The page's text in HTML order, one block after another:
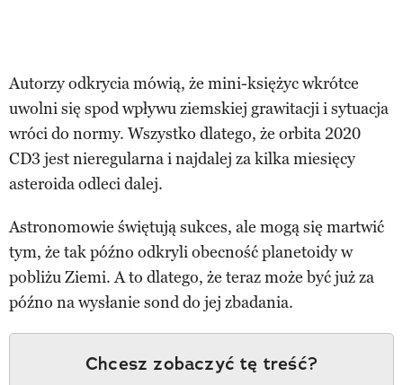
Autorzy odkrycia mówią, że mini-księżyc wkrótce
uwolni się spod wpływu ziemskiej grawitacji i sytuacja
wróci do normy. Wszystko dlatego, że orbita 2020
CD3 jest nieregularna i najdalej za kilka miesięcy
asteroida odleci dalej.
Astronomowie świętują sukces, ale mogą się martwić
tym, że tak późno odkryli obecność planetoidy w
pobliżu Ziemi. A to dlatego, że teraz może być już za
późno na wysłanie sond do jej zbadania.
Chcesz zobaczyć tę treść?